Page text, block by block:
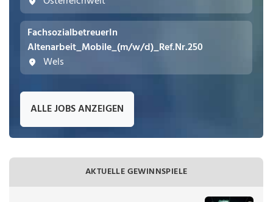
FachsozialbetreuerIn
Altenarbeit_Mobile_(m/w/d)_Ref.Nr.250
Wels
ALLE JOBS ANZEIGEN
AKTUELLE GEWINNSPIELE